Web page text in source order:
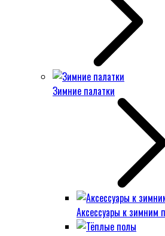
Зимние палатки
Аксессуары к зимним